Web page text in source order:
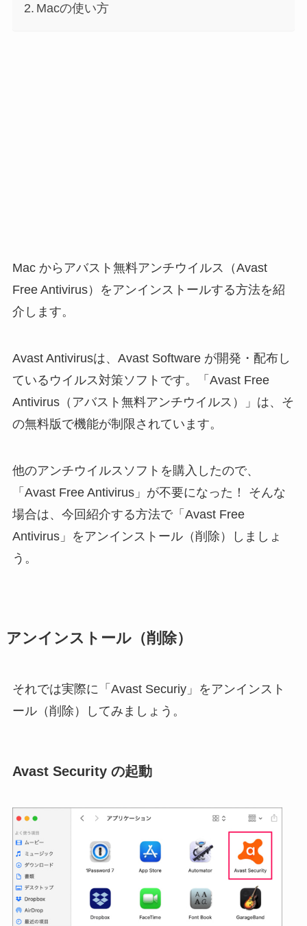
Macの使い方
Mac からアバスト無料アンチウイルス（Avast
Free Antivirus）をアンインストールする方法を紹
介します。
Avast Antivirusは、Avast Software が開発・配布し
ているウイルス対策ソフトです。「Avast Free
Antivirus（アバスト無料アンチウイルス）」は、そ
の無料版で機能が制限されています。
他のアンチウイルスソフトを購入したので、
「Avast Free Antivirus」が不要になった！ そんな
場合は、今回紹介する方法で「Avast Free
Antivirus」をアンインストール（削除）しましょ
う。
アンインストール（削除）
それでは実際に「Avast Securiy」をアンインスト
ール（削除）してみましょう。
Avast Security の起動